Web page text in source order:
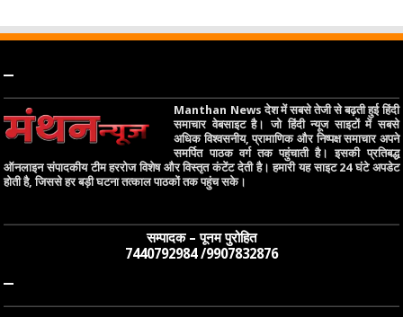
–
Manthan News देश में सबसे तेजी से बढ़ती हुई हिंदी
समाचार वेबसाइट है। जो हिंदी न्यूज साइटों में सबसे
अधिक विश्वसनीय, प्रामाणिक और निष्पक्ष समाचार अपने
समर्पित पाठक वर्ग तक पहुंचाती है। इसकी प्रतिबद्ध
ऑनलाइन संपादकीय टीम हररोज विशेष और विस्तृत कंटेंट देती है। हमारी यह साइट 24 घंटे अपडेट
होती है, जिससे हर बड़ी घटना तत्काल पाठकों तक पहुंच सके।
सम्पादक – पूनम पुरोहित
7440792984 /9907832876
–